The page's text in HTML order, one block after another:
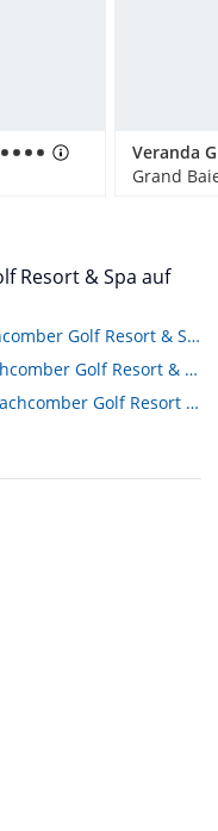
Grand
Resort & Spa auf
Alle Hotelinfos Trou aux Biches Beachcomber Golf Resort & Spa
Hotelbilder von Trou aux Biches Beachcomber Golf Resort & Spa
Bewertungen von Trou aux Biches Beachcomber Golf Resort & Spa